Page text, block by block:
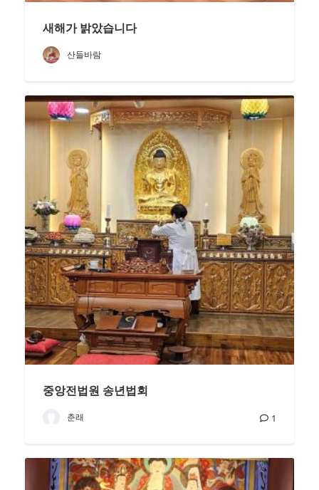
새해가 밝았습니다
산들바람
중앙전법원 송년법회
춘래 1